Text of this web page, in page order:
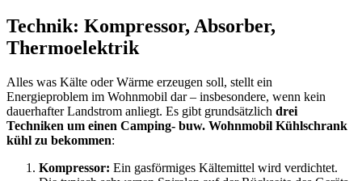
Technik: Kompressor, Absorber,
Thermoelektrik
Alles was Kälte oder Wärme erzeugen soll, stellt ein
Energieproblem im Wohnmobil dar – insbesondere, wenn kein
dauerhafter Landstrom anliegt. Es gibt grundsätzlich drei
Techniken um einen Camping- buw. Wohnmobil Kühlschrank
kühl zu bekommen:
Kompressor: Ein gasförmiges Kältemittel wird verdichtet.